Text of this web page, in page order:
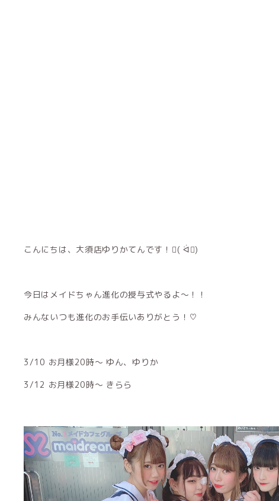
こんにちは、大須店ゆりかてんです！( ᐛ)
今日はメイドちゃん進化の授与式やるよ〜！！
みんないつも進化のお手伝いありがとう！♡
3/10 お月様20時〜 ゆん、ゆりか
3/12 お月様20時〜 きらら